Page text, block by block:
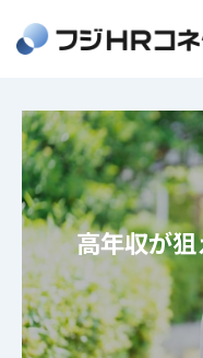
高年収が